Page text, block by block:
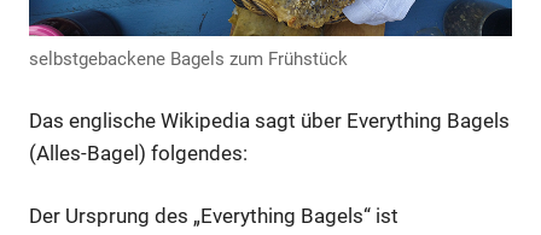
selbstgebackene Bagels zum Frühstück
Das englische Wikipedia sagt über Everything Bagels
(Alles-Bagel) folgendes:
Der Ursprung des „Everything Bagels“ ist